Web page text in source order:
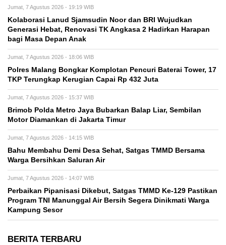
Jumat, 7 Agustus 2026 - 19:19 WIB
Kolaborasi Lanud Sjamsudin Noor dan BRI Wujudkan
Generasi Hebat, Renovasi TK Angkasa 2 Hadirkan Harapan
bagi Masa Depan Anak
Jumat, 7 Agustus 2026 - 18:06 WIB
Polres Malang Bongkar Komplotan Pencuri Baterai Tower, 17
TKP Terungkap Kerugian Capai Rp 432 Juta
Jumat, 7 Agustus 2026 - 15:37 WIB
Brimob Polda Metro Jaya Bubarkan Balap Liar, Sembilan
Motor Diamankan di Jakarta Timur
Jumat, 7 Agustus 2026 - 14:15 WIB
Bahu Membahu Demi Desa Sehat, Satgas TMMD Bersama
Warga Bersihkan Saluran Air
Jumat, 7 Agustus 2026 - 14:07 WIB
Perbaikan Pipanisasi Dikebut, Satgas TMMD Ke-129 Pastikan
Program TNI Manunggal Air Bersih Segera Dinikmati Warga
Kampung Sesor
BERITA TERBARU